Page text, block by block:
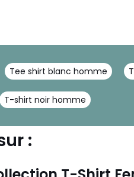
Tee shirt blanc homme
T-shirt noir homme
: